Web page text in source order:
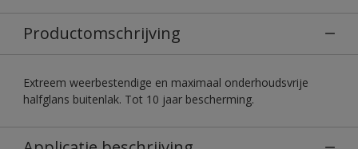
Productomschrijving
Extreem weerbestendige en maximaal onderhoudsvrije
halfglans buitenlak. Tot 10 jaar bescherming.